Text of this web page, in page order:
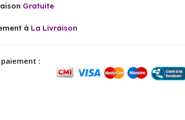
Gratuite
à La Livraison
: